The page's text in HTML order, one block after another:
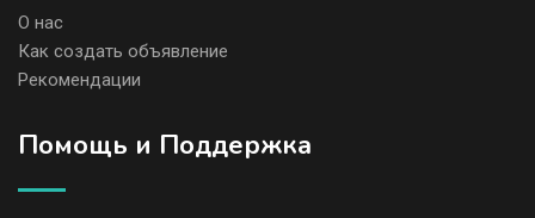
О нас
Как создать объявление
Рекомендации
Помощь и Поддержка